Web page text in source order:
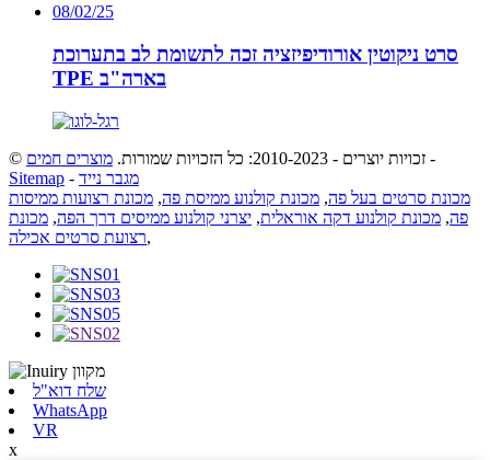
08/02/25
סרט ניקוטין אורודיפיזציה זכה לתשומת לב בתערוכת
TPE בארה"ב
© זכויות יוצרים - 2010-2023: כל הזכויות שמורות. מוצרים חמים
-
Sitemap - מגבר נייד
מכונת סרטים בעל פה, מכונת קולנוע ממיסת פה, מכונת רצועות ממיסות
פה, מכונת קולנוע דקה אוראלית, יצרני קולנוע ממיסים דרך הפה, מכונת
רצועת סרטים אכילה,
שלח דוא"ל
WhatsApp
VR
x